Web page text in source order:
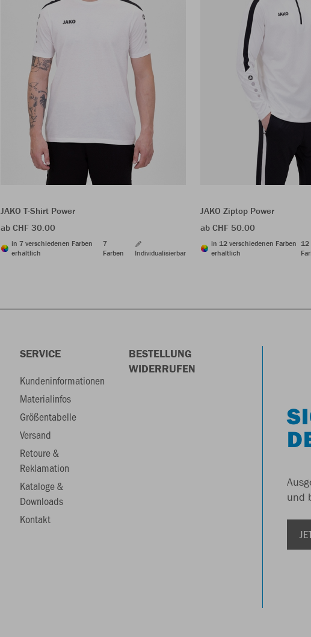
JAKO T-Shirt Power
ab CHF 30.00
in 7 verschiedenen Farben
erhältlich
7
Farben
Individualisierbar
JAKO Ziptop Power
ab CHF 50.00
in 12 verschiedenen Farben
erhältlich
12
SERVICE
Kundeninformationen
Materialinfos
Größentabelle
Versand
Retoure &
Reklamation
Kataloge &
Downloads
Kontakt
BESTELLUNG
WIDERRUFEN
und